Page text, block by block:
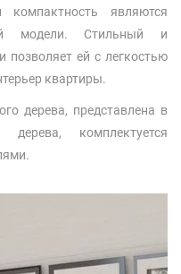
являются
модели. Стильный и
позволяет ей с легкостью
квартиры.
дерева, представлена в
комплектуется